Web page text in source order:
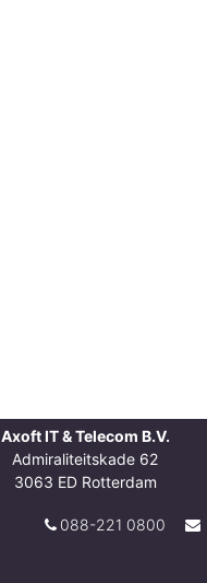
Axoft IT & Telecom B.V.
Admiraliteitskade 62
3063 ED Rotterdam
088-221 0800